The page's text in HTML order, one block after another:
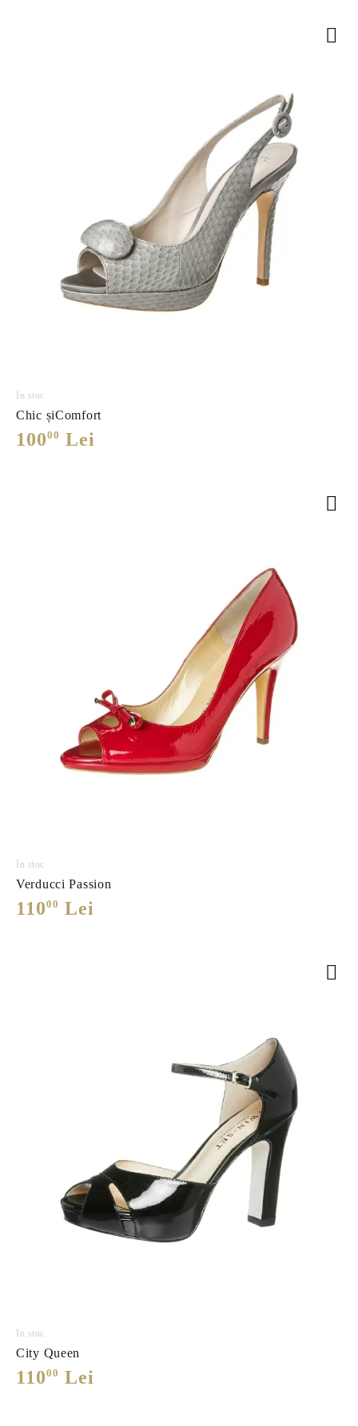
În stoc
Chic șiComfort
10000 Lei
În stoc
Verducci Passion
11000 Lei
În stoc
City Queen
11000 Lei